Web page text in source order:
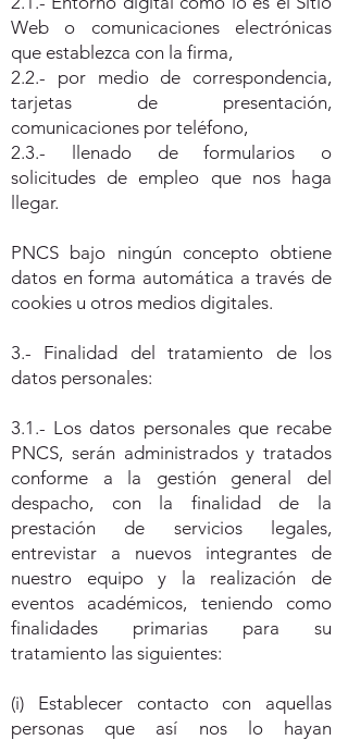
Web o comunicaciones electrónicas
que establezca con la firma,
2.2.- por medio de correspondencia,
tarjetas de presentación,
comunicaciones por teléfono,
2.3.- llenado de formularios o
solicitudes de empleo que nos haga
llegar.
PNCS bajo ningún concepto obtiene
datos en forma automática a través de
cookies u otros medios digitales.
3.- Finalidad del tratamiento de los
datos personales:
3.1.- Los datos personales que recabe
PNCS, serán administrados y tratados
conforme a la gestión general del
despacho, con la finalidad de la
prestación de servicios legales,
entrevistar a nuevos integrantes de
nuestro equipo y la realización de
eventos académicos, teniendo como
finalidades primarias para su
tratamiento las siguientes:
(i) Establecer contacto con aquellas
personas que así nos lo hayan